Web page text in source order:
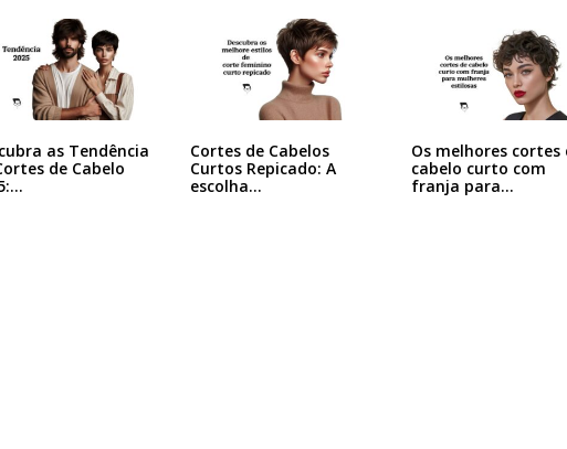
as Tendência
de Cabelo
Cortes de Cabelos
Curtos Repicado: A
escolha…
Os melhores cortes
cabelo curto com
franja para…